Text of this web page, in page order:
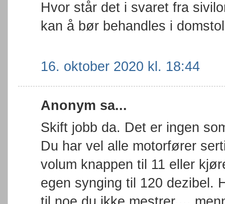
Hvor står det i svaret fra
kan å bør behandles i
16. oktober 2020 kl. 18:44
Anonym sa...
Skift jobb da. Det er ingen
Du har vel alle motorfører
volum knappen til 11 eller
egen synging til 120 dezibel.